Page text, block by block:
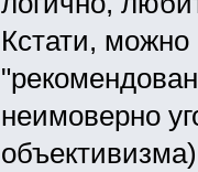
Кстати, можно
неимоверно